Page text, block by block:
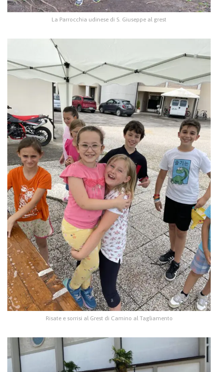
La Parrocchia udinese di S. Giuseppe al grest
Risate e sorrisi al Grest di Camino al Tagliamento